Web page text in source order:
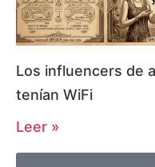
Los influencers de
tenían WiFi
Leer »